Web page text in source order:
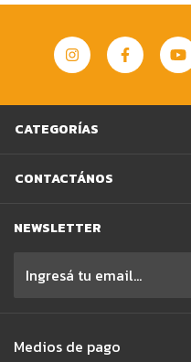
CATEGORÍAS
CONTACTÁNOS
NEWSLETTER
Medios de pago